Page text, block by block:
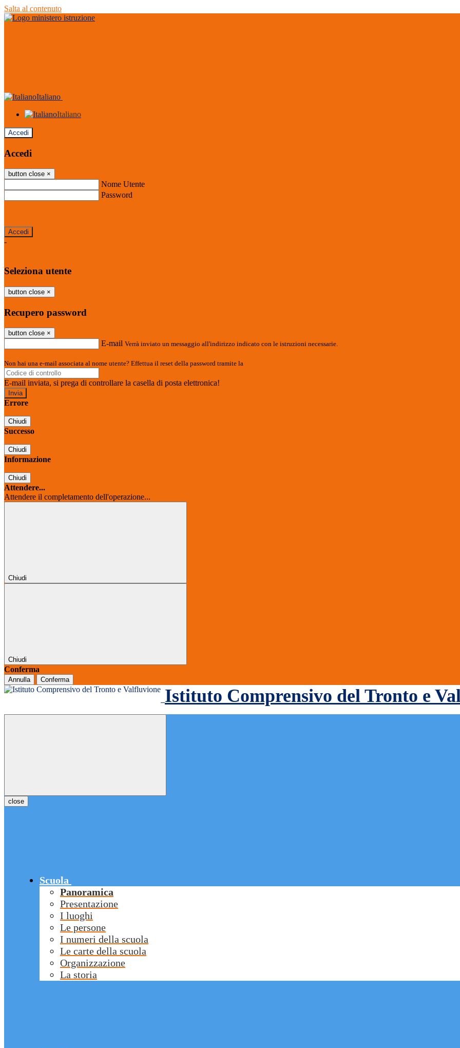
Salta al contenuto
Italiano
Italiano
Accedi
Accedi
button close ×
Nome Utente
Password
-
Seleziona utente
button close ×
Recupero password
button close ×
E-mail Verrà inviato un messaggio all'indirizzo indicato con le istruzioni necessarie.
Non hai una e-mail associata al nome utente? Effettua il reset della password tramite la
E-mail inviata, si prega di controllare la casella di posta elettronica!
Errore
Chiudi
Successo
Chiudi
Informazione
Chiudi
Attendere...
Attendere il completamento dell'operazione...
Chiudi
Chiudi
Conferma
Annulla Conferma
Istituto Comprensivo del Tronto e
close
Scuola
Panoramica
Presentazione
I luoghi
Le persone
I numeri della scuola
Le carte della scuola
Organizzazione
La storia